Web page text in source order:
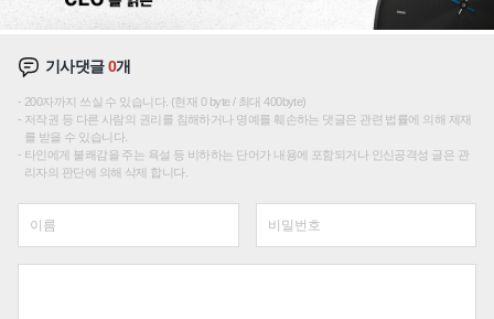
기사댓글0개
200자까지 쓰실 수 있습니다. (현재 0 byte / 최대 400byte)
저작권 등 다른 사람의 권리를 침해하거나 명예를 훼손하는 댓글은 관련 법률에 의해 제재
를 받을 수 있습니다.
타인에게 불쾌감을 주는 욕설 등 비하하는 단어가 내용에 포함되거나 인신공격성 글은 관
리자의 판단에 의해 삭제 합니다.